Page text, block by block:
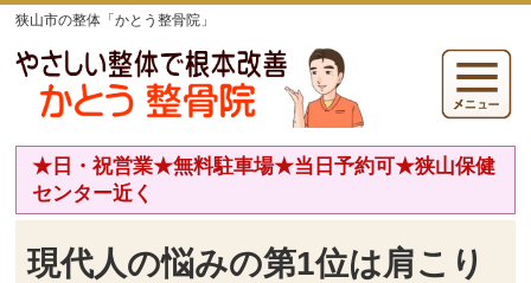
狭山市の整体「かとう整骨院」
★日・祝営業★無料駐車場★当日予約可★狭山保健
センター近く
現代人の悩みの第1位は肩こり